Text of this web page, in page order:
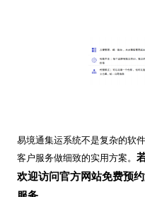
易境通集运系统不是复杂的软
客户服务做细致的实用方案。
欢迎访问官方网站免费预